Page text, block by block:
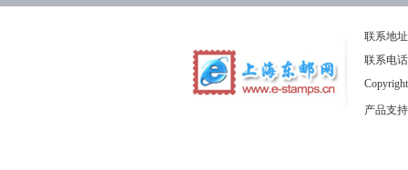
联系地
联系电
产品支